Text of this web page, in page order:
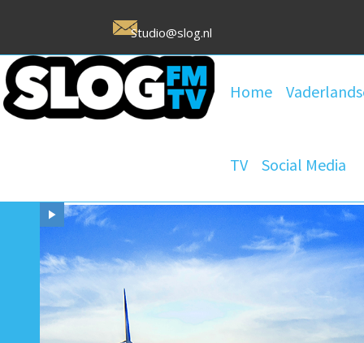
Studio@slog.nl
Home
TV Social Media
Uw